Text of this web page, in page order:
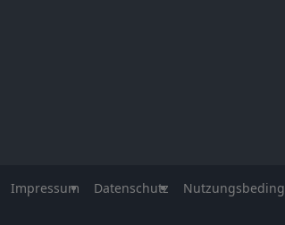
Impressum Datenschutz